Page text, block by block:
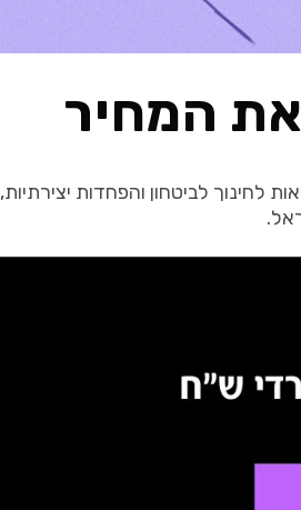
המחיר
לחינוך לביטחון והפחדות יצירתיות,